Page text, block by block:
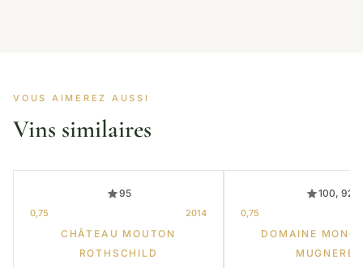
VOUS AIMEREZ AUSSI
Vins similaires
95
0,75 2014
CHÂTEAU MOUTON
ROTHSCHILD
100, 92
0,75
DOMAINE
MUGNERET